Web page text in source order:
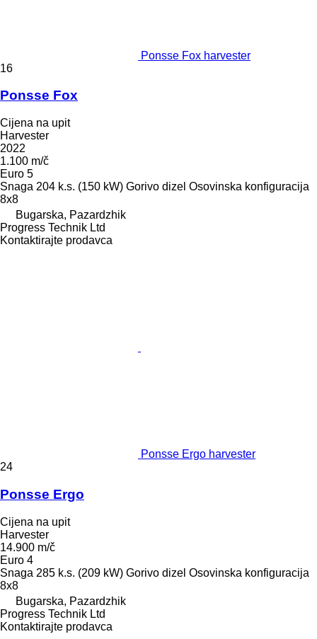
Ponsse Fox harvester
16
Ponsse Fox
Cijena na upit
Harvester
2022
1.100 m/č
Euro 5
Snaga 204 k.s. (150 kW) Gorivo dizel Osovinska konfiguracija
8x8
Bugarska, Pazardzhik
Progress Technik Ltd
Kontaktirajte prodavca
Ponsse Ergo harvester
24
Ponsse Ergo
Cijena na upit
Harvester
14.900 m/č
Euro 4
Snaga 285 k.s. (209 kW) Gorivo dizel Osovinska konfiguracija
8x8
Bugarska, Pazardzhik
Progress Technik Ltd
Kontaktirajte prodavca